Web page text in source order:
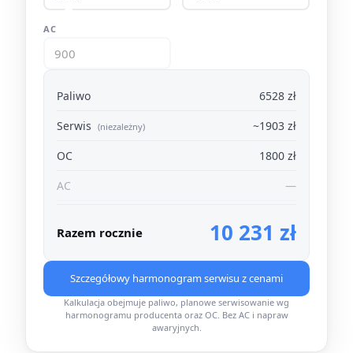
AC
Paliwo
6528 zł
Serwis (niezależny)
~1903 zł
OC
1800 zł
AC
—
Razem rocznie 10 231 zł
Szczegółowy harmonogram serwisu z cenami
Kalkulacja obejmuje paliwo, planowe serwisowanie wg
harmonogramu producenta oraz OC. Bez AC i napraw
awaryjnych.